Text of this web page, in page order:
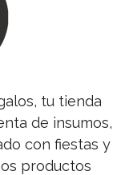
tu tienda
de insumos,
con fiestas y
productos